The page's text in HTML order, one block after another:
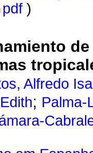
pdf )
Alfredo
; Palma-